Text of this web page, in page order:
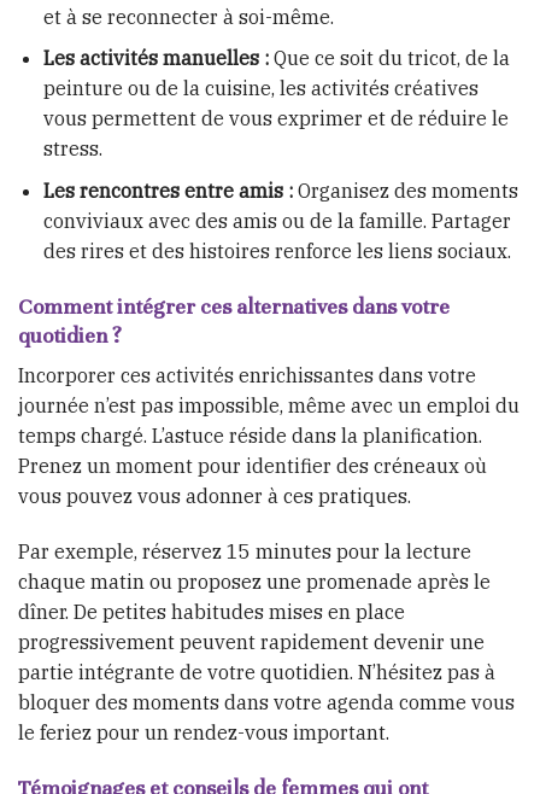
et à se reconnecter à soi-même.
Les activités manuelles :Que ce soit du tricot, de la
peinture ou de la cuisine, les activités créatives
vous permettent de vous exprimer et de réduire le
stress.
Les rencontres entre amis :Organisez des moments
conviviaux avec des amis ou de la famille. Partager
des rires et des histoires renforce les liens sociaux.
Comment intégrer ces alternatives dans votre
quotidien ?
Incorporer ces activités enrichissantes dans votre
journée n’est pas impossible, même avec un emploi du
temps chargé. L’astuce réside dans la planification.
Prenez un moment pour identifier des créneaux où
vous pouvez vous adonner à ces pratiques.
Par exemple, réservez 15 minutes pour la lecture
chaque matin ou proposez une promenade après le
dîner. De petites habitudes mises en place
progressivement peuvent rapidement devenir une
partie intégrante de votre quotidien. N’hésitez pas à
bloquer des moments dans votre agenda comme vous
le feriez pour un rendez-vous important.
Témoignages et conseils de femmes qui ont